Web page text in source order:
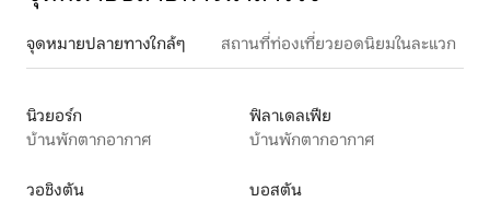
จุดหมายปลายทางใกล้ๆ สถานที่ท่องเที่ยวยอดนิยมในละแวก
นิวยอร์ก
บ้านพักตากอากาศ
ฟิลาเดลเฟีย
บ้านพักตากอากาศ
วอชิงตัน
บอสตัน